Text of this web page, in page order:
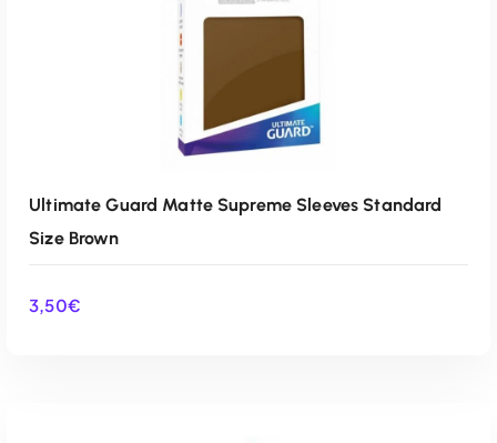
Ultimate Guard Matte Supreme Sleeves Standard
Size Brown
3,50€